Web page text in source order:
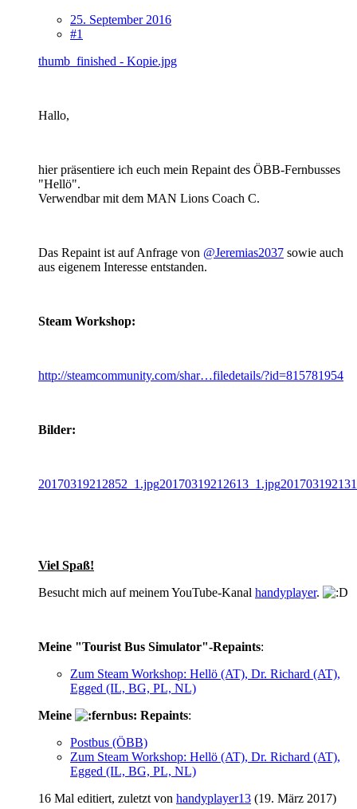
25. September 2016
#1
thumb_finished - Kopie.jpg
Hallo,
hier präsentiere ich euch mein Repaint des ÖBB-Fernbusses
"Hellö".
Verwendbar mit dem MAN Lions Coach C.
Das Repaint ist auf Anfrage von @Jeremias2037 sowie auch
aus eigenem Interesse entstanden.
Steam Workshop:
http://steamcommunity.com/shar…filedetails/?id=815781954
Bilder:
20170319212852_1.jpg20170319212613_1.jpg
Viel Spaß!
Besucht mich auf meinem YouTube-Kanal handyplayer.
Meine "Tourist Bus Simulator"-Repaints:
Zum Steam Workshop: Hellö (AT), Dr. Richard (AT),
Egged (IL, BG, PL, NL)
Meine
Repaints:
Postbus (ÖBB)
Zum Steam Workshop: Hellö (AT), Dr. Richard (AT),
Egged (IL, BG, PL, NL)
16 Mal editiert, zuletzt von handyplayer13 (19. März 2017)